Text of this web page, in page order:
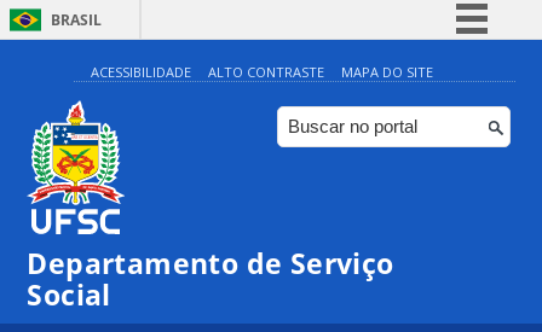
BRASIL
Simplifique!
Comunica BR
Participe
Canais
ACESSIBILIDADE ALTO CONTRASTE MAPA DO SITE
Departamento de Serviço
Social